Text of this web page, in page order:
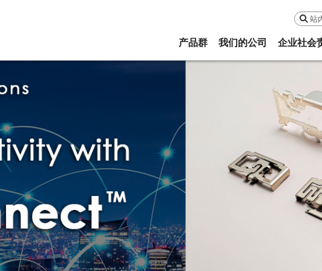
搜
产品群 我们的公司 企业社会